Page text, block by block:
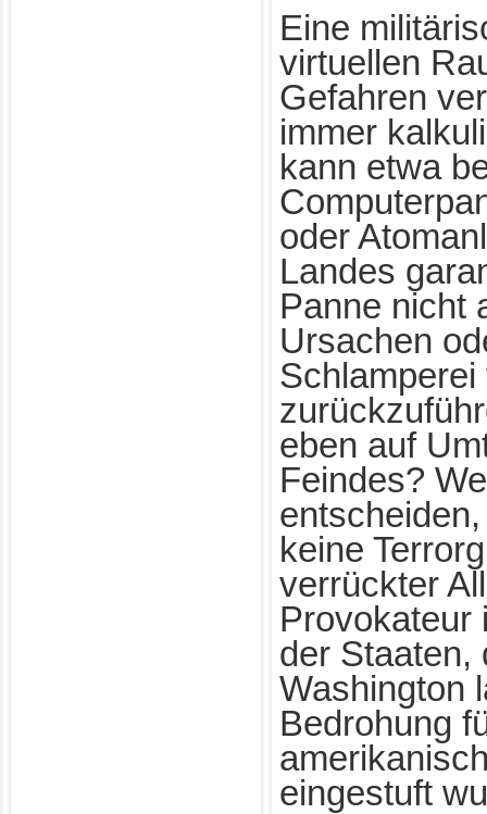
Eine
virtuellen
Gefahren
immer
kann etwa
oder
Landes
Panne nicht
Ursachen
eben auf
Feindes?
keine
verrückter
Provokateur
der Staaten,
Washington
Bedrohung
eingestuft